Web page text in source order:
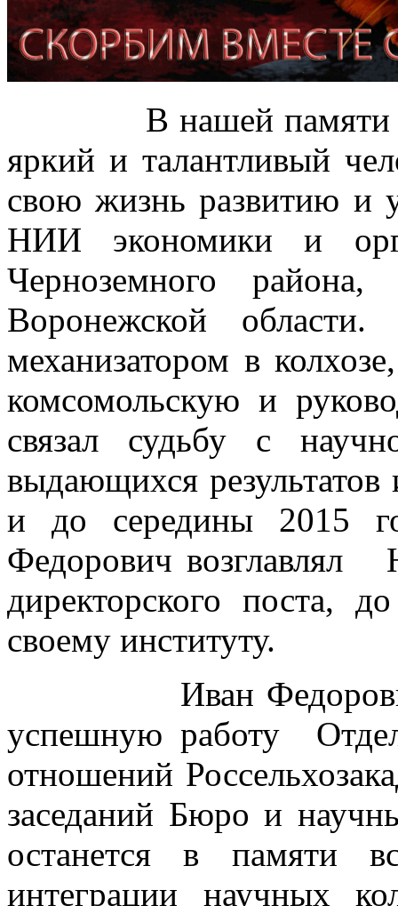
В нашей памяти
яркий и талантливый
свою жизнь развитию и
НИИ экономики и
Черноземного
Воронежской
механизатором в
комсомольскую и
связал судьбу с
выдающихся
и до середины 2015
Федорович
директорского поста,
своему институту.
Иван Федорович
успешную работу
отношений
заседаний Бюро и
останется в памяти
интеграции научных